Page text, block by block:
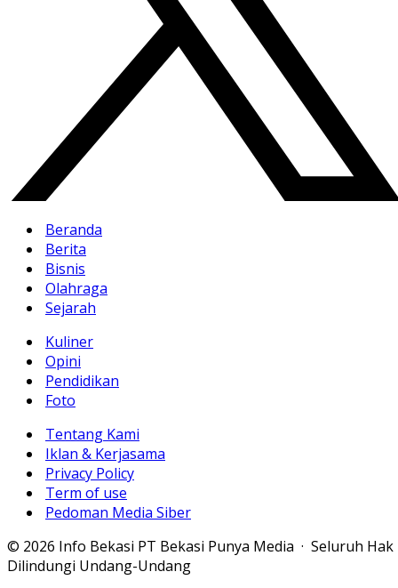
Beranda
Berita
Bisnis
Olahraga
Sejarah
Kuliner
Opini
Pendidikan
Foto
Tentang Kami
Iklan & Kerjasama
Privacy Policy
Term of use
Pedoman Media Siber
© 2026 Info Bekasi PT Bekasi Punya Media · Seluruh Hak
Dilindungi Undang-Undang